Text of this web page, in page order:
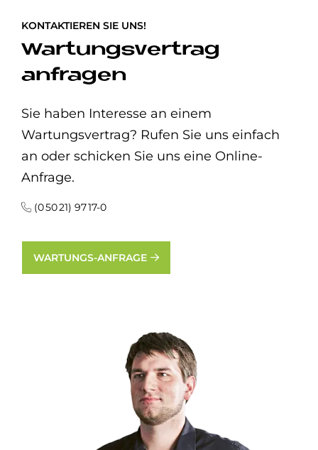
KONTAKTIEREN SIE UNS!
Wartungsvertrag
anfragen
Sie haben Interesse an einem
Wartungsvertrag? Rufen Sie uns einfach
an oder schicken Sie uns eine Online-
Anfrage.
(0 50 21) 97 17-0
WARTUNGS-ANFRAGE